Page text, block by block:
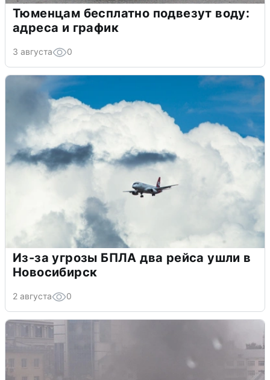
Тюменцам бесплатно подвезут воду:
адреса и график
3 августа 0
Из-за угрозы БПЛА два рейса ушли в
Новосибирск
2 августа 0